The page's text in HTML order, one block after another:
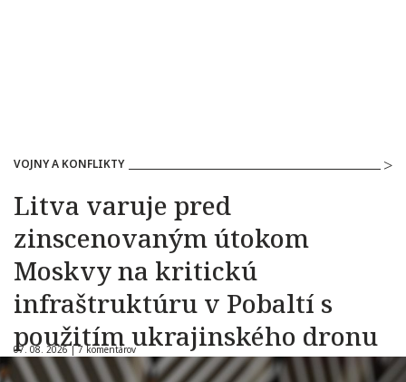
VOJNY A KONFLIKTY
Litva varuje pred
zinscenovaným útokom
Moskvy na kritickú
infraštruktúru v Pobaltí s
použitím ukrajinského dronu
07. 08. 2026 |7 komentárov